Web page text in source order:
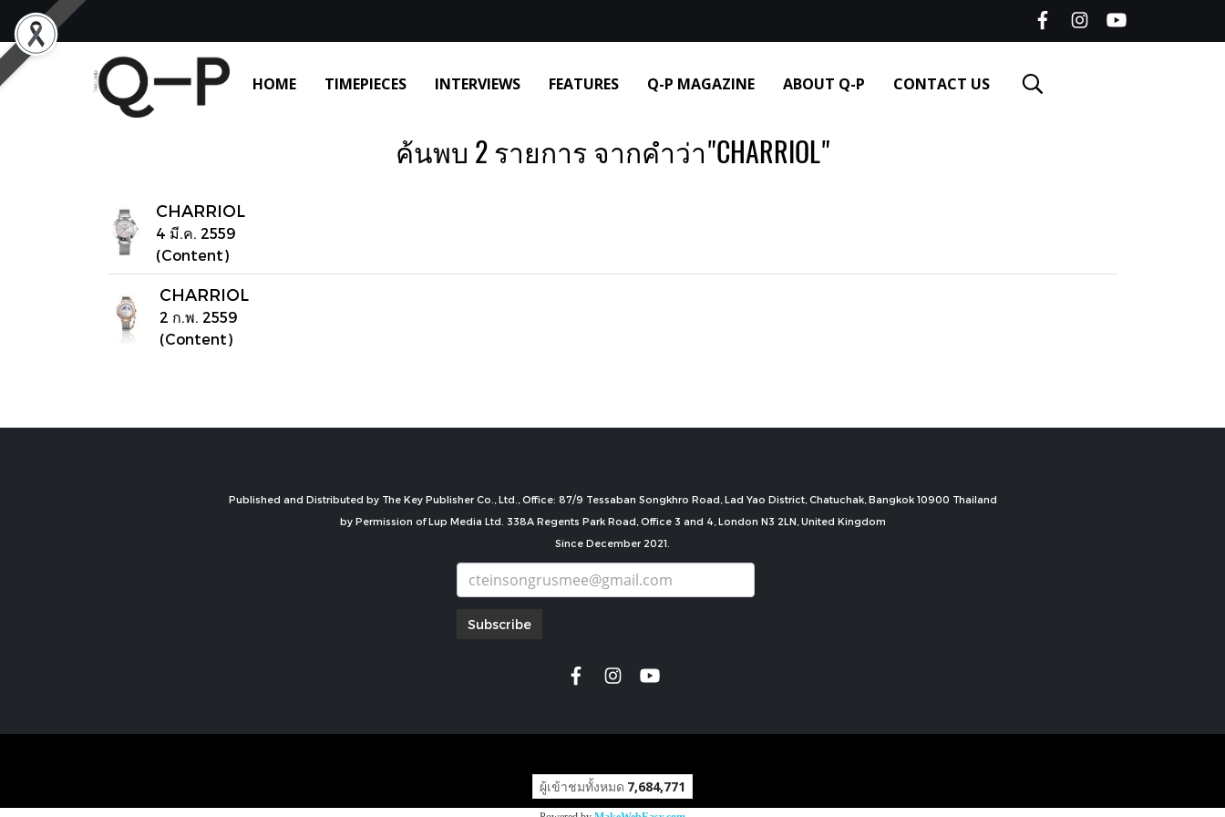
HOME TIMEPIECES INTERVIEWS FEATURES Q-P MAGAZINE ABOUT Q-P CONTACT US
ค้นพบ 2 รายการ จากคำว่า"CHARRIOL"
CHARRIOL
4 มี.ค. 2559
(Content)
CHARRIOL
2 ก.พ. 2559
(Content)
Published and Distributed by The Key Publisher Co., Ltd., Office: 87/9 Tessaban Songkhro Road, Lad Yao District, Chatuchak, Bangkok 10900 Thailand
by Permission of Lup Media Ltd. 338A Regents Park Road, Office 3 and 4, London N3 2LN, United Kingdom
Since December 2021.
Subscribe
ผู้เข้าชมทั้งหมด 7,684,771